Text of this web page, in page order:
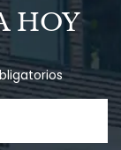
HOY